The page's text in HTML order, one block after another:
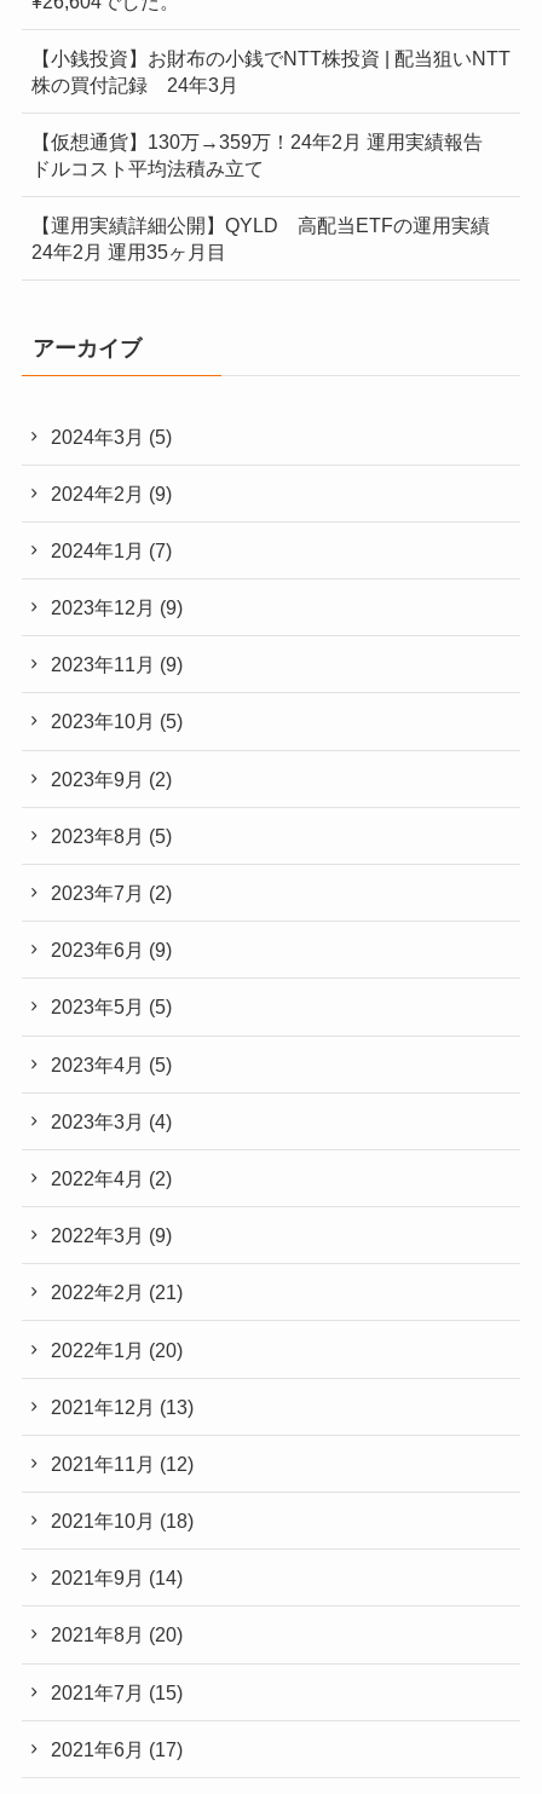
【小銭投資】お財布の小銭でNTT株投資 | 配当狙いNTT
株の買付記録 24年3月
【仮想通貨】130万→359万！24年2月 運用実績報告
ドルコスト平均法積み立て
【運用実績詳細公開】QYLD 高配当ETFの運用実績
24年2月 運用35ヶ月目
アーカイブ
2024年3月 (5)
2024年2月 (9)
2024年1月 (7)
2023年12月 (9)
2023年11月 (9)
2023年10月 (5)
2023年9月 (2)
2023年8月 (5)
2023年7月 (2)
2023年6月 (9)
2023年5月 (5)
2023年4月 (5)
2023年3月 (4)
2022年4月 (2)
2022年3月 (9)
2022年2月 (21)
2022年1月 (20)
2021年12月 (13)
2021年11月 (12)
2021年10月 (18)
2021年9月 (14)
2021年8月 (20)
2021年7月 (15)
2021年6月 (17)